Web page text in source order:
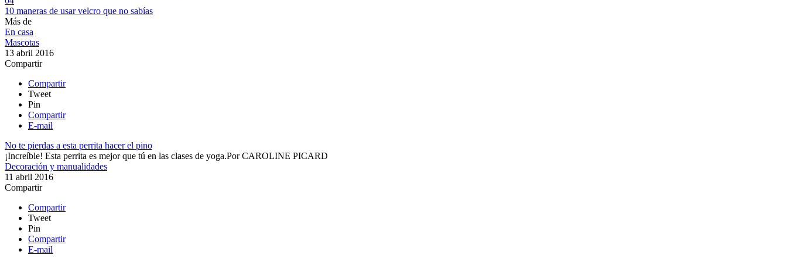
10 maneras de usar velcro que no sabías
Más de
En casa
Mascotas
13 abril 2016
Compartir
Compartir
Tweet
Pin
Compartir
E-mail
No te pierdas a esta perrita hacer el pino
¡Increíble! Esta perrita es mejor que tú en las clases de yoga.​PorCAROLINE PICARD
Decoración y manualidades
11 abril 2016
Compartir
Compartir
Tweet
Pin
Compartir
E-mail